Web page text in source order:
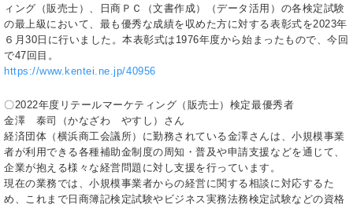
ィング（販売士）、日商ＰＣ（文書作成）（データ活用）の各検定試験
の最上級において、最も優秀な成績を収めた方に対する表彰式を2023年
６月30日に行いました。本表彰式は1976年度から始まったもので、今回
で47回目。
https://www.kentei.ne.jp/40956
〇2022年度リテールマーケティング（販売士）検定最優秀者
金澤 泰司（かなざわ やすし）さん
経済団体（横浜商工会議所）に勤務されている金澤さんは、小規模事業
者が利用できる各種補助金制度の周知・普及や申請支援などを通じて、
企業が抱える様々な経営問題に対し支援を行っています。
現在の業務では、小規模事業者からの経営に関する相談に対応するた
め、これまで日商簿記検定試験やビジネス実務法務検定試験などの資格